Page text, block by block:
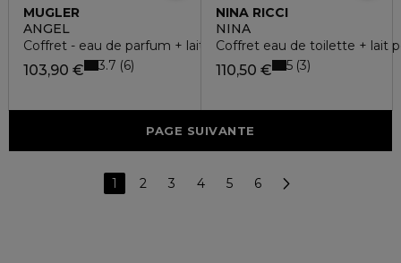
MUGLER
ANGEL
Coffret - eau de parfum + lait corps + gel douche
103,90 € 3.7 6
NINA RICCI
NINA
Coffret eau de toilette + lait
110,50 € 5 3
PAGE SUIVANTE
1 2 3 4 5 6